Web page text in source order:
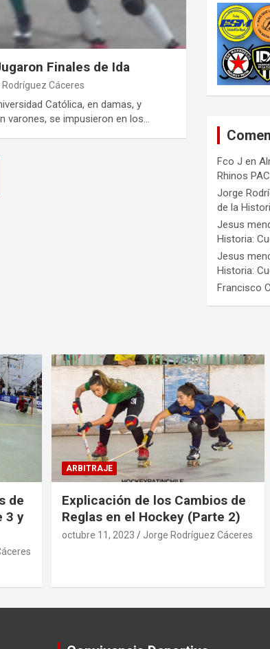
Finales de Ida
Cáceres
Católica, en damas, y
varones, se impusieron en los…
Fco J en
Rhinos PAC
Jorge
de la
Jesus
Historia:
Jesus
Historia:
Francisco
de
3 y
ARBITRAJE
Explicación de los Cambios de
Reglas en el Hockey (Parte 2)
octubre 11, 2023 Jorge Rodríguez Cáceres